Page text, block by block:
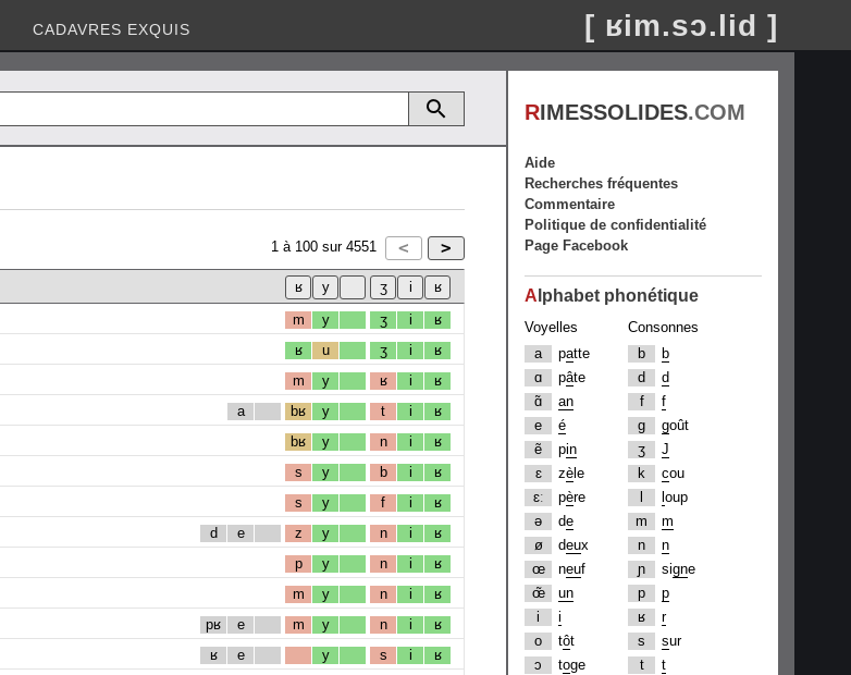
CADAVRES EXQUIS [ ʁim.sɔ.lid ]
1 à 100 sur 4551
m y ʒ i ʁ
ʁ u ʒ i ʁ
m y ʁ i ʁ
a bʁ y t i ʁ
bʁ y n i ʁ
s y b i ʁ
s y f i ʁ
d e z y n i ʁ
p y n i ʁ
m y n i ʁ
pʁ e m y n i ʁ
ʁ e y s i ʁ
RIMESSOLIDES.COM
Aide
Recherches fréquentes
Commentaire
Politique de confidentialité
Page Facebook
A lphabet phonétique
Voyelles
a
patte
ɑ
pâte
ɑ̃
an
e
é
ẽ
pin
ɛ
zè le
ɛː
père
ə
de
ø
deux
œ
neuf
œ̃
un
i
i
o
tôt
ɔ
toge
Consonnes
b
b
d
d
f
f
g
goût
ʒ
J
k
cou
oup
m
m
n
n
ɲ
signe
p
p
ʁ
r
s
sur
t
t